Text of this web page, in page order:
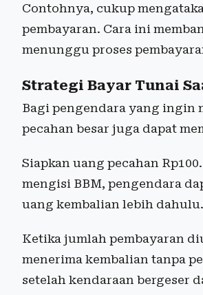
Contohnya, cukup
pembayaran. Cara ini
menunggu proses
Strategi Bayar Tunai
Bagi pengendara yang ingin
pecahan besar juga dapat
Siapkan uang pecahan
mengisi BBM, pengendara
uang kembalian lebih dahulu.
Ketika jumlah pembayaran
menerima kembalian tanpa
setelah kendaraan bergeser